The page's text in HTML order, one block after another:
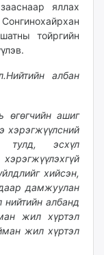
яллах
тойргийн
албан
өгөгчийн ашиг
хэрэгжүүлсний
тулд, эсхүл
хийсэн,
дамжуулан
нийтийн албанд
жил хүртэл
жил хүртэл